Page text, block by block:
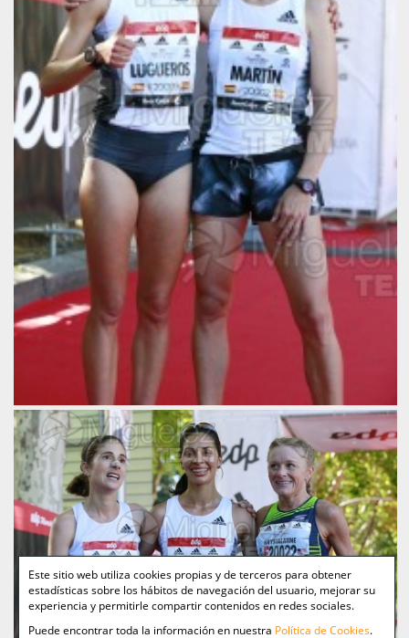
Este sitio web utiliza cookies propias y de terceros para obtener
estadísticas sobre los hábitos de navegación del usuario, mejorar su
experiencia y permitirle compartir contenidos en redes sociales.
Puede encontrar toda la información en nuestra Política de Cookies.